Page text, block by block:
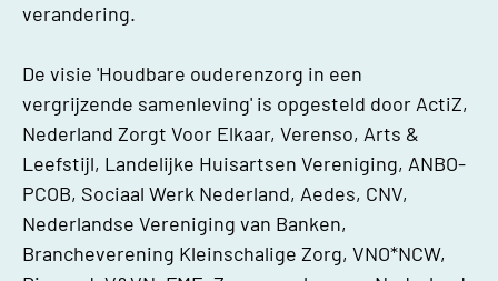
verandering.
De visie 'Houdbare ouderenzorg in een
vergrijzende samenleving' is opgesteld door ActiZ,
Nederland Zorgt Voor Elkaar, Verenso, Arts &
Leefstijl, Landelijke Huisartsen Vereniging, ANBO-
PCOB, Sociaal Werk Nederland, Aedes, CNV,
Nederlandse Vereniging van Banken,
Brancheverening Kleinschalige Zorg, VNO*NCW,